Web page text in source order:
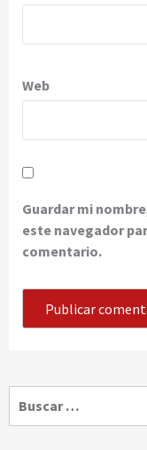
Web
Guardar mi
este navegador
comentario.